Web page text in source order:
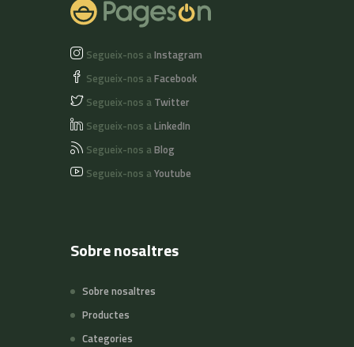
Segueix-nos aInstagram
Segueix-nos aFacebook
Segueix-nos a Twitter
Segueix-nos aLinkedIn
Segueix-nos aBlog
Segueix-nos aYoutube
Sobre nosaltres
Sobre nosaltres
Productes
Categories